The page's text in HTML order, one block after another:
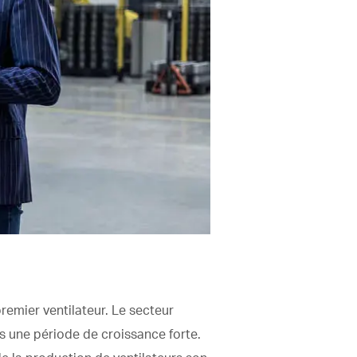
ventilateur. Le secteur
une période de croissance forte.